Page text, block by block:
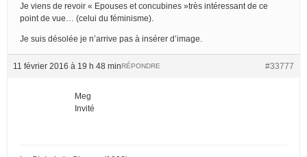
Je viens de revoir « Epouses et concubines »très intéressant de ce
point de vue… (celui du féminisme).
Je suis désolée je n’arrive pas à insérer d’image.
11 février 2016 à 19 h 48 min #33777
RÉPONDRE
Meg
Invité